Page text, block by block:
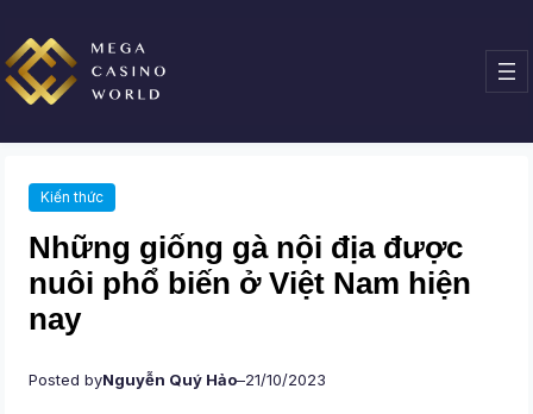
đến
phần
nội
dung
Kiến thức
Những giống gà nội địa được
nuôi phổ biến ở Việt Nam hiện
nay
Posted byNguyễn Quý Hảo–21/10/2023